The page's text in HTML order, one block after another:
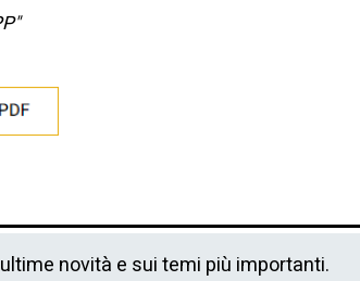
novità e sui temi più importanti.